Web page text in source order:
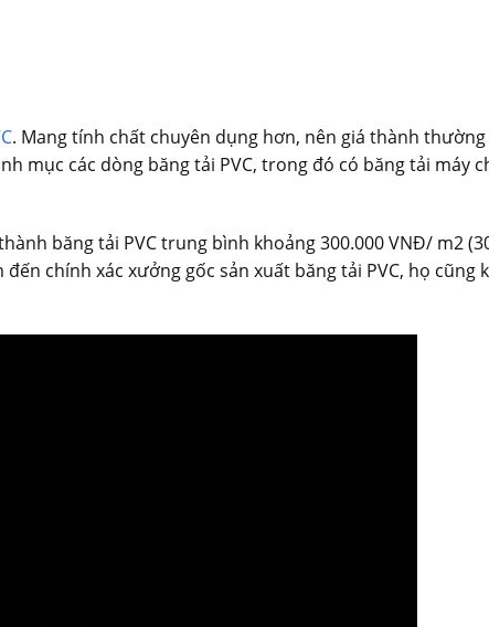
. Mang tính chất chuyên dụng hơn, nên giá thành
mục các dòng băng tải PVC, trong đó có băng tải máy
băng tải PVC trung bình khoảng 300.000 VNĐ/ m2
chính xác xưởng gốc sản xuất băng tải PVC, họ cũng